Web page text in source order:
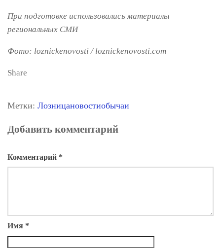
При подготовке использовались материалы
региональных СМИ
Фото: loznickenovosti / loznickenovosti.com
Share
Метки: Лозницановостиобычаи
Добавить комментарий
Комментарий *
Имя *